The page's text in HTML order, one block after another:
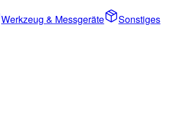
Werkzeug & Messgeräte
Sonstiges